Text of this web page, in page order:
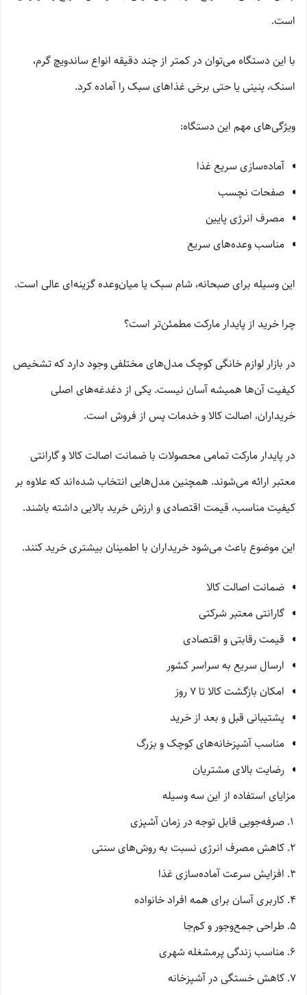
است.
با این دستگاه می‌توان در کمتر از چند دقیقه انواع ساندویچ گرم،
اسنک، پنینی یا حتی برخی غذاهای سبک را آماده کرد.
ویژگی‌های مهم این دستگاه:
آماده‌سازی سریع غذا
صفحات نچسب
مصرف انرژی پایین
مناسب وعده‌های سریع
این وسیله برای صبحانه، شام سبک یا میان‌وعده گزینه‌ای عالی است.
چرا خرید از پایدار مارکت مطمئن‌تر است؟
در بازار لوازم خانگی کوچک مدل‌های مختلفی وجود دارد که تشخیص
کیفیت آن‌ها همیشه آسان نیست. یکی از دغدغه‌های اصلی
خریداران، اصالت کالا و خدمات پس از فروش است.
در پایدار مارکت تمامی محصولات با ضمانت اصالت کالا و گارانتی
معتبر ارائه می‌شوند. همچنین مدل‌هایی انتخاب شده‌اند که علاوه بر
کیفیت مناسب، قیمت اقتصادی و ارزش خرید بالایی داشته باشند.
این موضوع باعث می‌شود خریداران با اطمینان بیشتری خرید کنند.
ضمانت اصالت کالا
گارانتی معتبر شرکتی
قیمت رقابتی و اقتصادی
ارسال سریع به سراسر کشور
امکان بازگشت کالا تا 7 روز
پشتیبانی قبل و بعد از خرید
مناسب آشپزخانه‌های کوچک و بزرگ
رضایت بالای مشتریان
مزایای استفاده از این سه وسیله
صرفه‌جویی قابل توجه در زمان آشپزی
کاهش مصرف انرژی نسبت به روش‌های سنتی
افزایش سرعت آماده‌سازی غذا
کاربری آسان برای همه افراد خانواده
طراحی جمع‌وجور و کم‌جا
مناسب زندگی پرمشغله شهری
کاهش خستگی در آشپزخانه